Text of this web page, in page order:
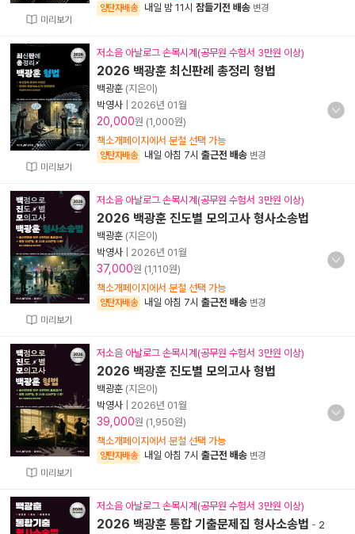
미리보기
양탄자배송 내일 밤 11시 잠들기전 배송 변경
미리보기
저소음 아날로그 손목시계(공무원 수험서 3만원 이상)
2026 백광훈 최신판례 총정리 형법
백광훈 (지은이)
박영사
2026년 01월
20,000원 (1,000원)
책소개페이지에서 분철 선택 가능
양탄자배송 내일 아침 7시 출근전 배송 변경
미리보기
저소음 아날로그 손목시계(공무원 수험서 3만원 이상)
2026 백광훈 진도별 모의고사 형사소송법
백광훈 (지은이)
박영사
2026년 01월
37,000원 (1,110원)
책소개페이지에서 분철 선택 가능
양탄자배송 내일 아침 7시 출근전 배송 변경
미리보기
저소음 아날로그 손목시계(공무원 수험서 3만원 이상)
2026 백광훈 진도별 모의고사 형법
백광훈 (지은이)
박영사
2026년 01월
39,000원 (1,950원)
책소개페이지에서 분철 선택 가능
양탄자배송 내일 아침 7시 출근전 배송 변경
저소음 아날로그 손목시계(공무원 수험서 3만원 이상)
2026 백광훈 통합 기출문제집 형사소송법 - 2